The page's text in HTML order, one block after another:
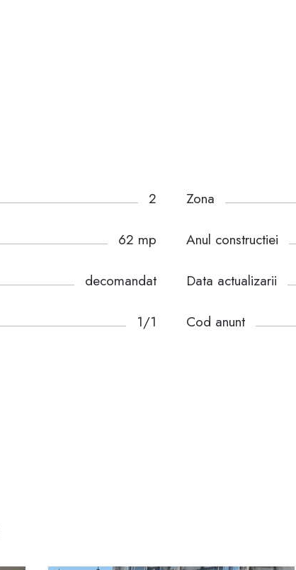
2 Zona
62 mp Anul constructiei
decomandat Data actualizarii
1/1 Cod anunt